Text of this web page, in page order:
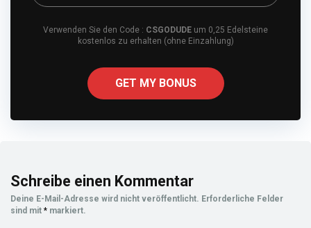
Verwenden Sie den Code : CSGODUDE um 0,25 Edelsteine
kostenlos zu erhalten (ohne Einzahlung)
GET MY BONUS
Schreibe einen Kommentar
Deine E-Mail-Adresse wird nicht veröffentlicht. Erforderliche Felder
sind mit * markiert.